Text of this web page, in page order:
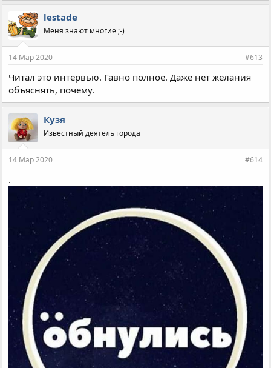
м
п
а
т
и
:
lestade
Меня знают многие ;-)
14 Мар 2020 #613
Читал это интервью. Гавно полное. Даже нет желания
объяснять, почему.
Кузя
Известный деятель города
14 Мар 2020 #614
.